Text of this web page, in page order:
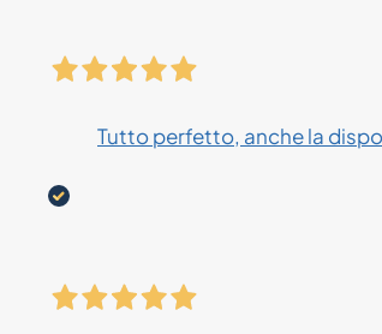
Tutto perfetto, anche la